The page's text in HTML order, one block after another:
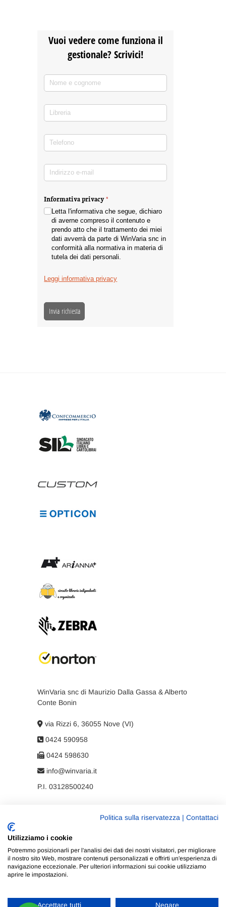
Vuoi vedere come funziona il
gestionale? Scrivici!
Nome e cognome
Libreria
Telefono
Indirizzo e-mail(richiesto)
Informativa privacy*
(richiesto)
Letta l'informativa che segue, dichiaro
di averne compreso il contenuto e
prendo atto che il trattamento dei miei
dati avverrà da parte di WinVaria snc in
conformità alla normativa in materia di
tutela dei dati personali.
Leggi informativa privacy
Invia richiesta
WinVaria snc di Maurizio Dalla Gassa & Alberto
Conte Bonin
via Rizzi 6, 36055 Nove (VI)
0424 590958
0424 598630
info@winvaria.it
P.I. 03128500240
Privacy policy
Politica sulla riservatezza Contattaci
Utilizziamo i cookie
Potremmo posizionarli per l'analisi dei dati dei nostri visitatori, per migliorare
il nostro sito Web, mostrare contenuti personalizzati e offrirti un'esperienza di
navigazione eccezionale. Per ulteriori informazioni sui cookie utilizziamo
aprire le impostazioni.
Accettare tutti Negare